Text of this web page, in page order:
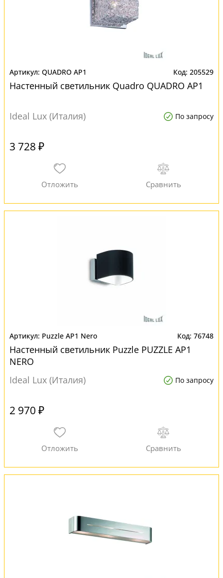
QUADRO AP1 205529
Настенный светильник Quadro QUADRO AP1
Ideal Lux (Италия) По запросу
3 728 ₽
Puzzle AP1 Nero 76748
Настенный светильник Puzzle PUZZLE AP1
NERO
Ideal Lux (Италия)
По запросу
2 970 ₽